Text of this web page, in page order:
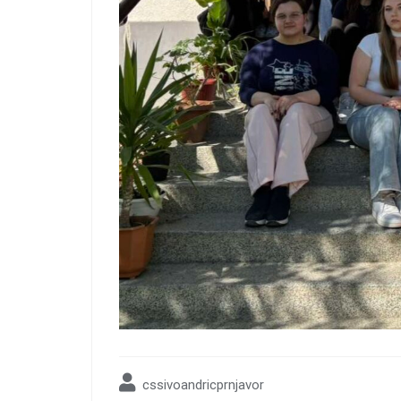
cssivoandricprnjavor